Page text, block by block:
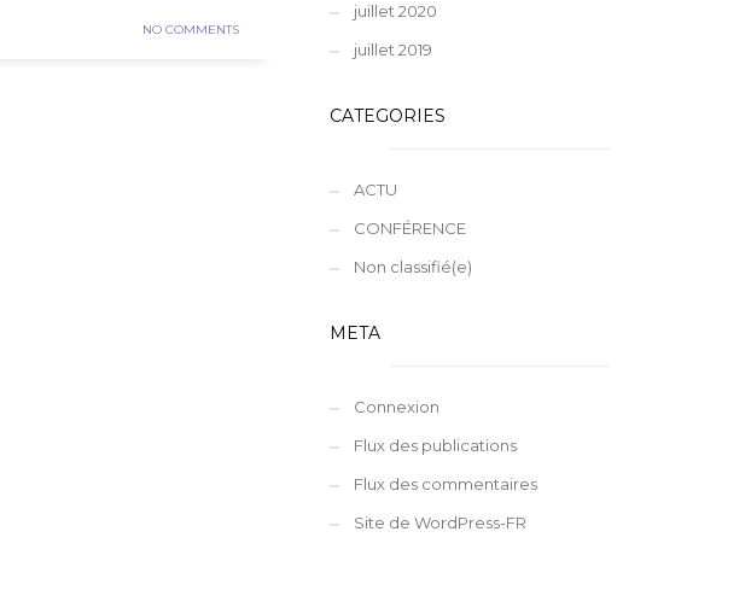
NO COMMENTS
juillet 2020
juillet 2019
CATEGORIES
ACTU
CONFÉRENCE
Non classifié(e)
META
Connexion
Flux des publications
Flux des commentaires
Site de WordPress-FR